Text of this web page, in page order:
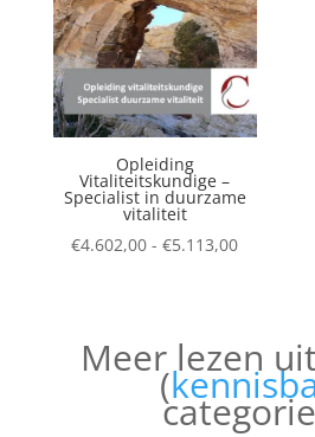
Opleiding
Vitaliteitskundige –
Specialist in duurzame
vitaliteit
€4.602,00 - €5.113,00Prijsklasse:
Meer lezen
(